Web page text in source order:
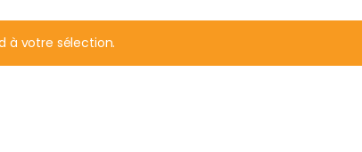
à votre sélection.